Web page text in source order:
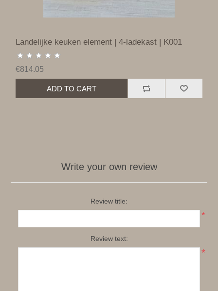
Landelijke keuken element | 4-ladekast | K001
€814.05
ADD TO CART
Write your own review
Review title:
*
Review text:
*